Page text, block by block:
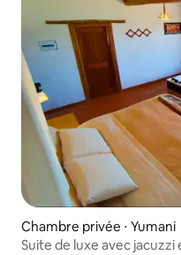
Chambre privée ⋅ Yumani
Suite de luxe avec